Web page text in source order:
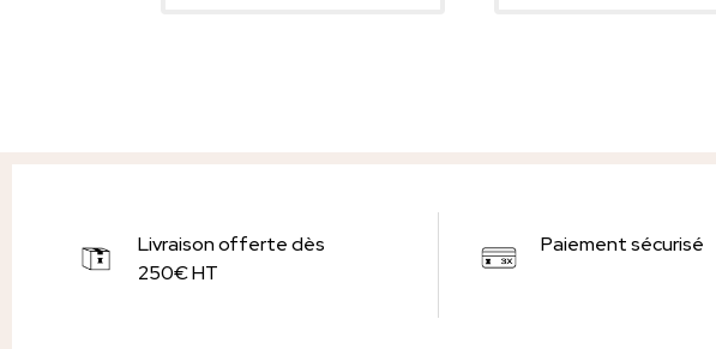
Livraison offerte dès
250€ HT
Paiement sécurisé